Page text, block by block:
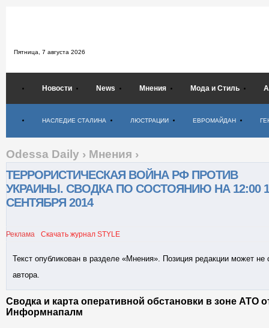
Пятница, 7 августа 2026
Новости News Мнения Мода и Стиль
НАСЛЕДИЕ СТАЛИНА ЛЮСТРАЦИИ ЕВРОМАЙДАН
Odessa Daily › Мнения ›
ТЕРРОРИСТИЧЕСКАЯ ВОЙНА РФ ПРОТИВ
УКРАИНЫ. СВОДКА ПО СОСТОЯНИЮ НА 12:00
СЕНТЯБРЯ 2014
Реклама Скачать журнал STYLE
Текст опубликован в разделе «Мнения». Позиция редакции может
автора.
Сводка и карта оперативной обстановки в зоне АТО
Информнапалм